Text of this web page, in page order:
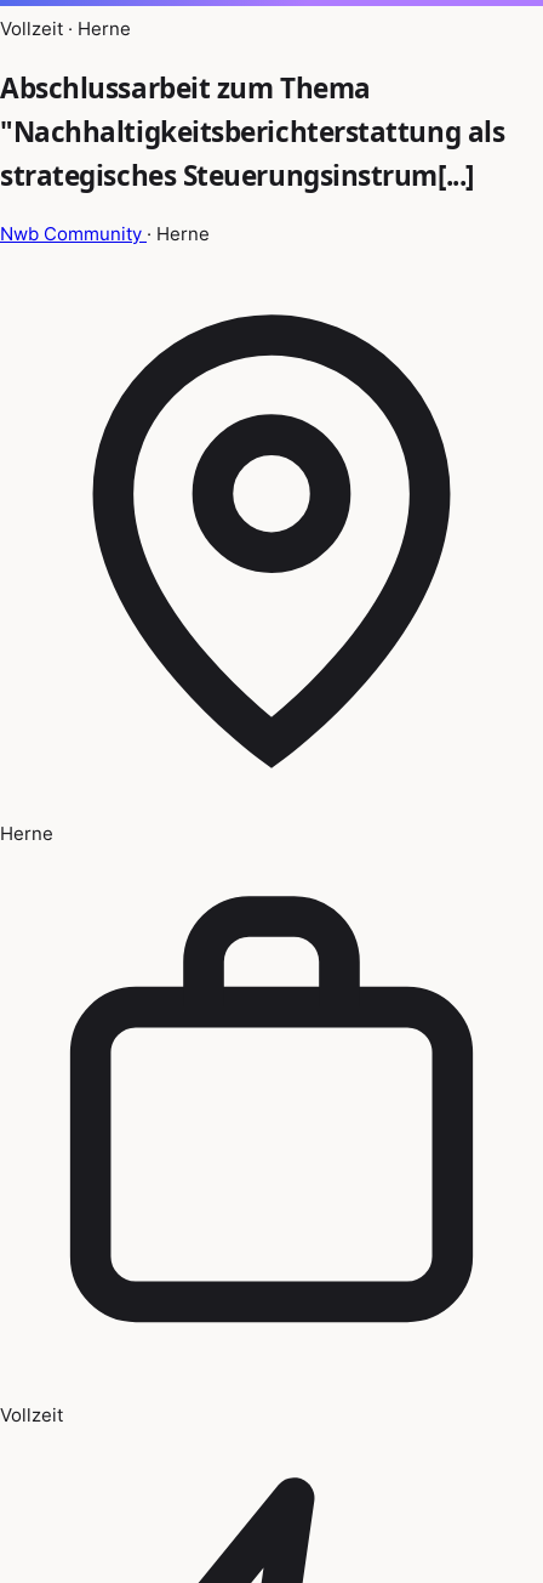
Vollzeit · Herne
Abschlussarbeit zum Thema
"Nachhaltigkeitsberichterstattung als
strategisches Steuerungsinstrum[...]
Nwb Community · Herne
Herne
Vollzeit